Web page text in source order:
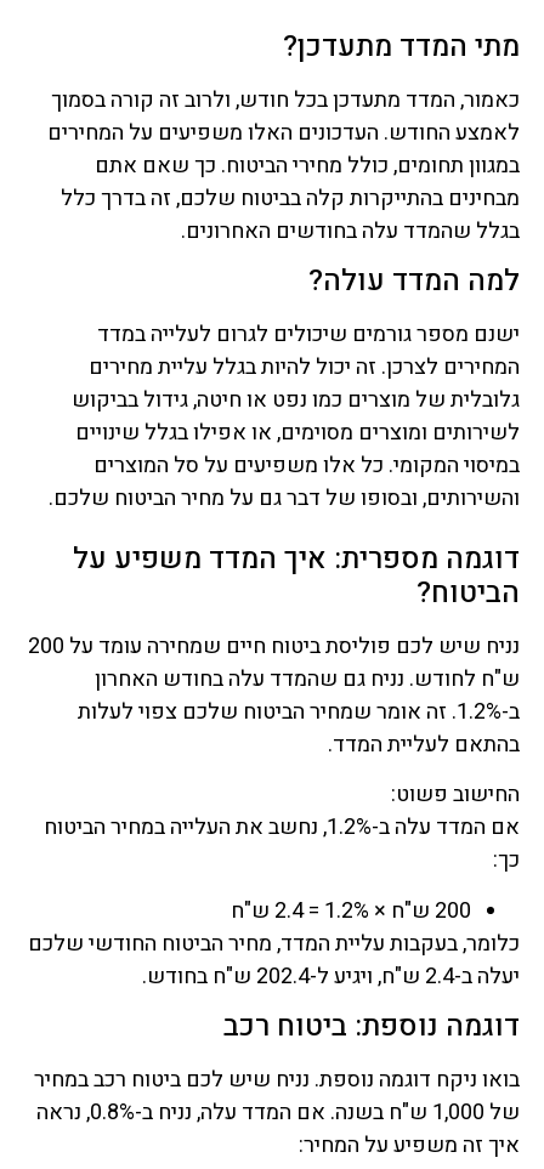
מתי המדד מתעדכן?
כאמור, המדד מתעדכן בכל חודש, ולרוב זה קורה בסמוך
לאמצע החודש. העדכונים האלו משפיעים על המחירים
במגוון תחומים, כולל מחירי הביטוח. כך שאם אתם
מבחינים בהתייקרות קלה בביטוח שלכם, זה בדרך כלל
בגלל שהמדד עלה בחודשים האחרונים.
למה המדד עולה?
ישנם מספר גורמים שיכולים לגרום לעלייה במדד
המחירים לצרכן. זה יכול להיות בגלל עליית מחירים
גלובלית של מוצרים כמו נפט או חיטה, גידול בביקוש
לשירותים ומוצרים מסוימים, או אפילו בגלל שינויים
במיסוי המקומי. כל אלו משפיעים על סל המוצרים
והשירותים, ובסופו של דבר גם על מחיר הביטוח שלכם.
דוגמה מספרית: איך המדד משפיע על
הביטוח?
נניח שיש לכם פוליסת ביטוח חיים שמחירה עומד על 200
ש"ח לחודש. נניח גם שהמדד עלה בחודש האחרון
ב-1.2%. זה אומר שמחיר הביטוח שלכם צפוי לעלות
בהתאם לעליית המדד.
החישוב פשוט:
אם המדד עלה ב-1.2%, נחשב את העלייה במחיר הביטוח
כך:
200 ש"ח × 1.2% = 2.4 ש"ח
כלומר, בעקבות עליית המדד, מחיר הביטוח החודשי שלכם
יעלה ב-2.4 ש"ח, ויגיע ל-202.4 ש"ח בחודש.
דוגמה נוספת: ביטוח רכב
בואו ניקח דוגמה נוספת. נניח שיש לכם ביטוח רכב במחיר
של 1,000 ש"ח בשנה. אם המדד עלה, נניח ב-0.8%, נראה
איך זה משפיע על המחיר: